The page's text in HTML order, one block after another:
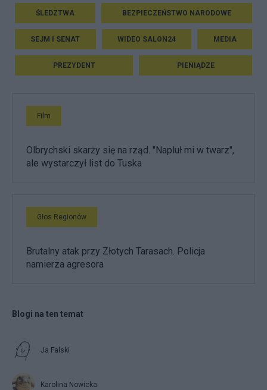
ŚLEDZTWA BEZPIECZEŃSTWO NARODOWE
SEJM I SENAT WIDEO SALON24 MEDIA
PREZYDENT PIENIĄDZE
Film
Olbrychski skarży się na rząd. "Napluł mi w twarz",
ale wystarczył list do Tuska
Głos Regionów
Brutalny atak przy Złotych Tarasach. Policja
namierza agresora
Blogi na ten temat
Ja Falski
Karolina Nowicka